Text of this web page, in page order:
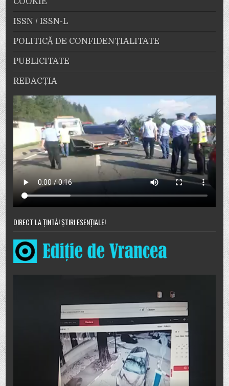
ISSN / ISSN-L
POLITICĂ DE CONFIDENȚIALITATE
PUBLICITATE
REDACȚIA
DIRECT LA ȚINTĂ! ȘTIRI ESENȚIALE!